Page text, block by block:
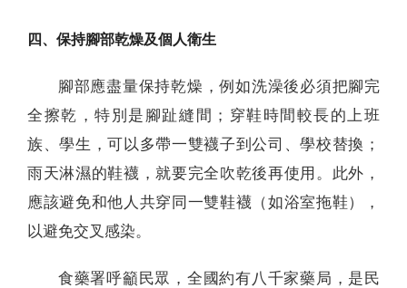
四、保持腳部乾燥及個人衛生
腳部應盡量保持乾燥，例如洗澡後必須把腳完
全擦乾，特別是腳趾縫間；穿鞋時間較長的上班
族、學生，可以多帶一雙襪子到公司、學校替換；
雨天淋濕的鞋襪，就要完全吹乾後再使用。此外，
應該避免和他人共穿同一雙鞋襪（如浴室拖鞋），
以避免交叉感染。
食藥署呼籲民眾，全國約有八千家藥局，是民